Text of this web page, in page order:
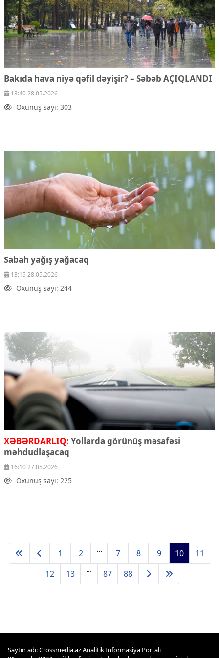
Bakıda hava niyə qəfil dəyişir? – Səbəb AÇIQLANDI
13:40 28.05.2026
Oxunuş sayı: 303
Sabah yağış yağacaq
13:15 28.05.2026
Oxunuş sayı: 244
XƏBƏRDARLIQ: Yollarda görünüş məsafəsi
məhdudlaşacaq
16:10 27.05.2026
Oxunuş sayı: 225
1 2 ... 7 8 9 10
11
12
13 ... 87 88
Saytın adı: Crossmedia.az Analitik İnformasiya Portalı